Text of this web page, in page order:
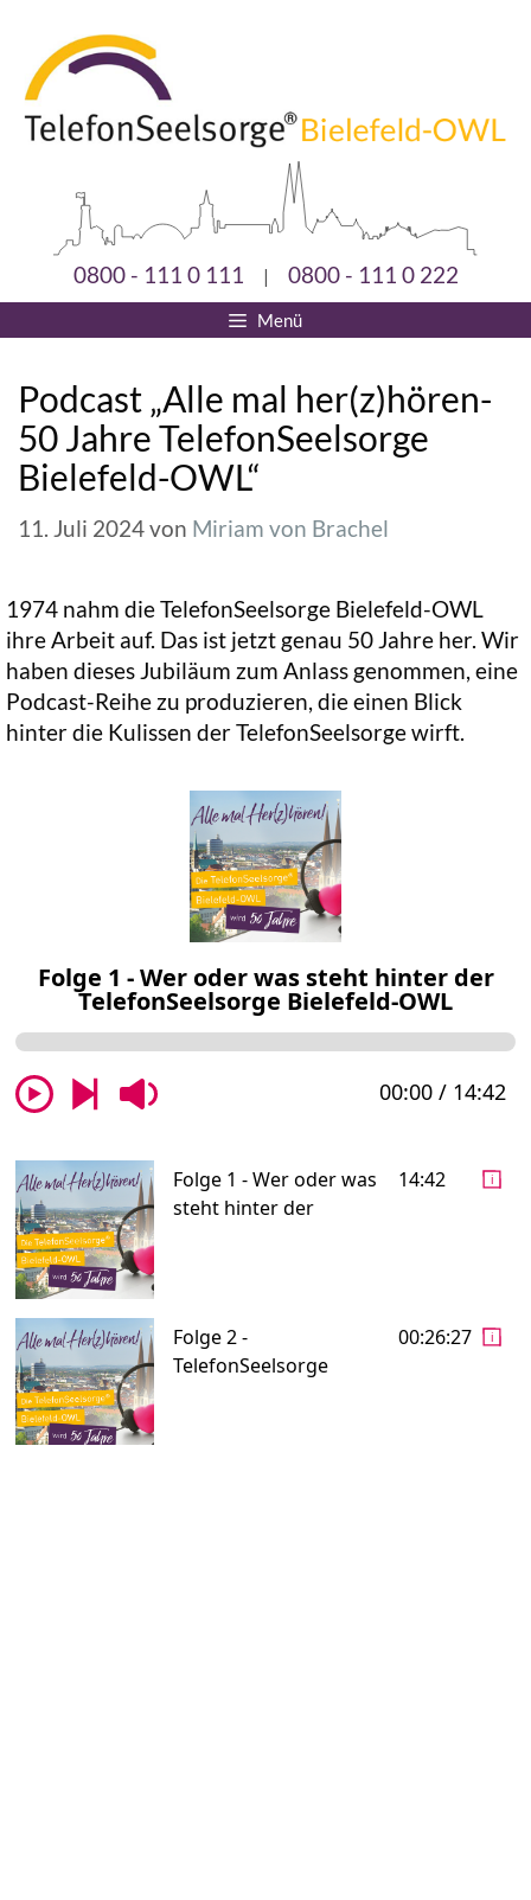
0800 - 111 0 111 | 0800 - 111 0 222
Menü
Podcast „Alle mal her(z)hören-
50 Jahre TelefonSeelsorge
Bielefeld-OWL“
11. Juli 2024von Miriam von Brachel
1974 nahm die TelefonSeelsorge Bielefeld-OWL
ihre Arbeit auf. Das ist jetzt genau 50 Jahre her. Wir
haben dieses Jubiläum zum Anlass genommen, eine
Podcast-Reihe zu produzieren, die einen Blick
hinter die Kulissen der TelefonSeelsorge wirft.